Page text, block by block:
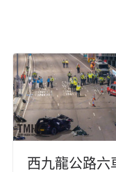
西九龍公路六